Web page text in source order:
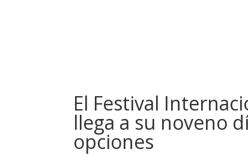
El Festival
llega a su noveno
opciones